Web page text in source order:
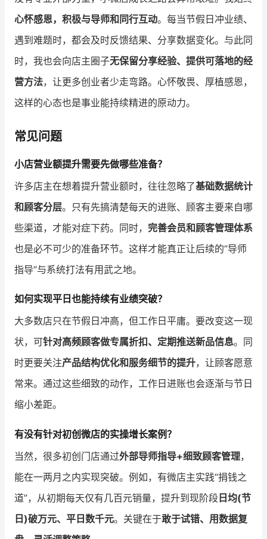
心怀感恩，积极与导师和同行互动。每当节假日冲业绩、
遇到难题时，都会及时反馈结果、分享数据变化。与此同
时，我也会向店主圈子无保留分享经验、提供可落地的经
营方法，让更多创业者少走弯路。心怀敬畏、厚植感恩，
这样的心态也是事业能持续精进的原动力。
常见问题
小店营业额提升需要先做哪些准备？
许多店主在想着提升营业额时，往往忽略了基础数据统计
和顾客分层。只有先搞清楚每天的进账、顾客主要来自哪
些渠道，才能对症下药。同时， 完善会员和顾客管理体系
也是必不可少的准备环节。这样才能真正让后续的“导师
指导”与系统打法有用武之地。
如何实现平日也能持续有业绩突破？
大多数店只在节假日冲高，但工作日平庸。要改变这一现
状，可针对高频顾客做专属折扣、定期推送新品信息。同
时更要关注产品结构优化和服务细节的提升，让顾客愿意
常来。通过这些细致的动作，工作日进账也会逐渐与节日
缩小差距。
有没有针对初创微店的实操增长案例？
当然，很多初创门店通过外部导师指导+细致顾客管理，
能在一两月之内实现突破。例如，有微店主实践“捐钱之
道”，从初期每天仅有几百元销量，提升到现阶段日均(节
日)破万元、平日数千元。关键在于敢于试错、用数据复